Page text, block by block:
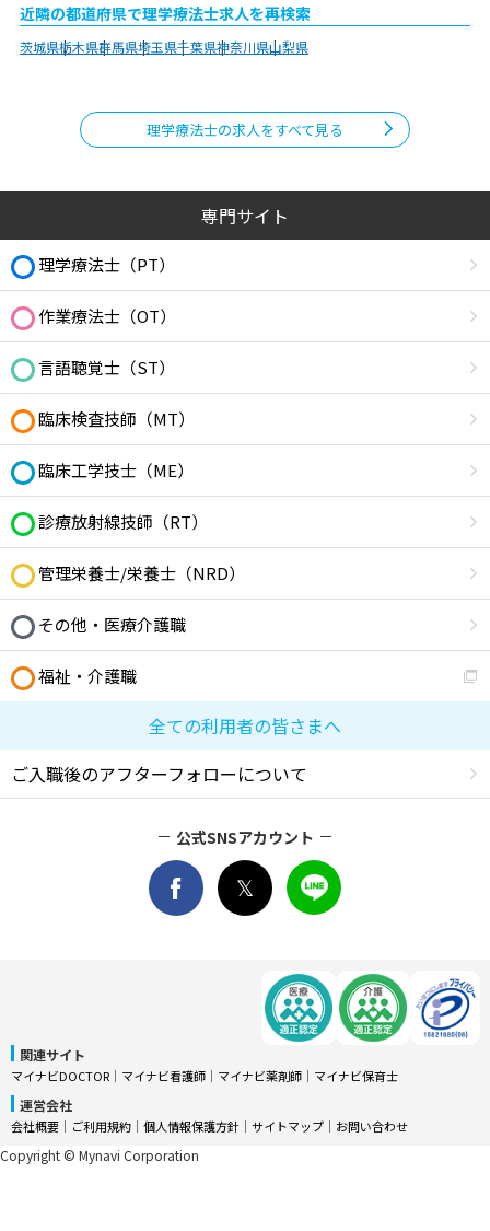
近隣の都道府県で理学療法士求人を再検索
茨城県栃木県群馬県埼玉県千葉県神奈川県山梨県
理学療法士の求人をすべて見る
専門サイト
理学療法士（PT）
作業療法士（OT）
言語聴覚士（ST）
臨床検査技師（MT）
臨床工学技士（ME）
診療放射線技師（RT）
管理栄養士/栄養士（NRD）
その他・医療介護職
福祉・介護職
全ての利用者の皆さまへ
ご入職後のアフターフォローについて
公式SNSアカウント
関連サイト
マイナビDOCTOR │ マイナビ看護師 │ マイナビ薬剤師 │ マイナビ保育士
運営会社
会社概要 │ ご利用規約 │ 個人情報保護方針 │ サイトマップ │ お問い合わせ
Copyright © Mynavi Corporation